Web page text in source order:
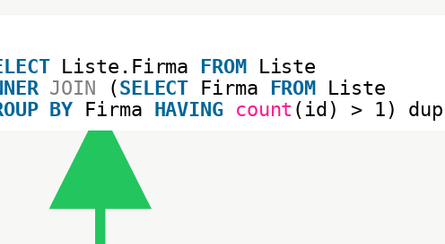
Liste.Firma FROM
Liste
JOIN ( SELECT Firma FROM
Liste
BY Firma HAVING count (id) > 1) dup